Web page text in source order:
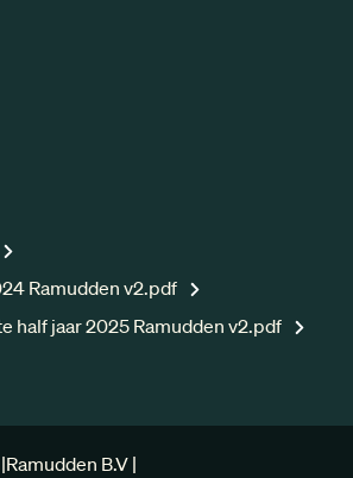
Ramudden v2.pdf
half jaar 2025 Ramudden v2.pdf
Ramudden B.V |